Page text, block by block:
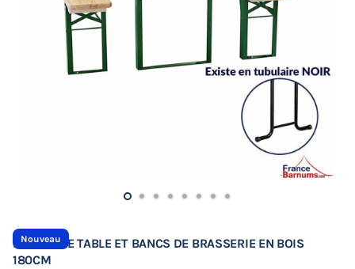
Nouveau
ENSEMBLE TABLE ET BANCS DE BRASSERIE EN BOIS
180CM